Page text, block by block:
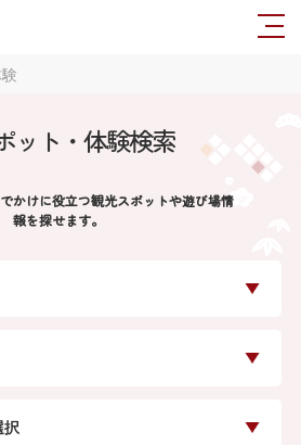
ット・体験検索
かけに役立つ観光スポットや遊び場情
報を探せます。
択